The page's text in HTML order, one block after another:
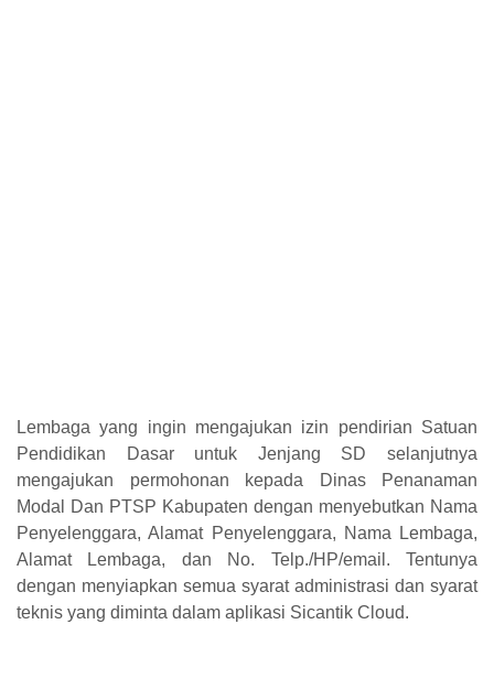
Lembaga yang ingin mengajukan izin pendirian Satuan
Pendidikan Dasar untuk Jenjang SD selanjutnya
mengajukan permohonan kepada Dinas Penanaman
Modal Dan PTSP Kabupaten dengan menyebutkan Nama
Penyelenggara, Alamat Penyelenggara, Nama Lembaga,
Alamat Lembaga, dan No. Telp./HP/email. Tentunya
dengan menyiapkan semua syarat administrasi dan syarat
teknis yang diminta dalam aplikasi Sicantik Cloud.